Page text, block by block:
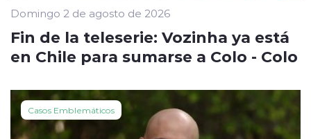
Domingo 2 de agosto de 2026
Fin de la teleserie: Vozinha ya está
en Chile para sumarse a Colo - Colo
Casos Emblemáticos